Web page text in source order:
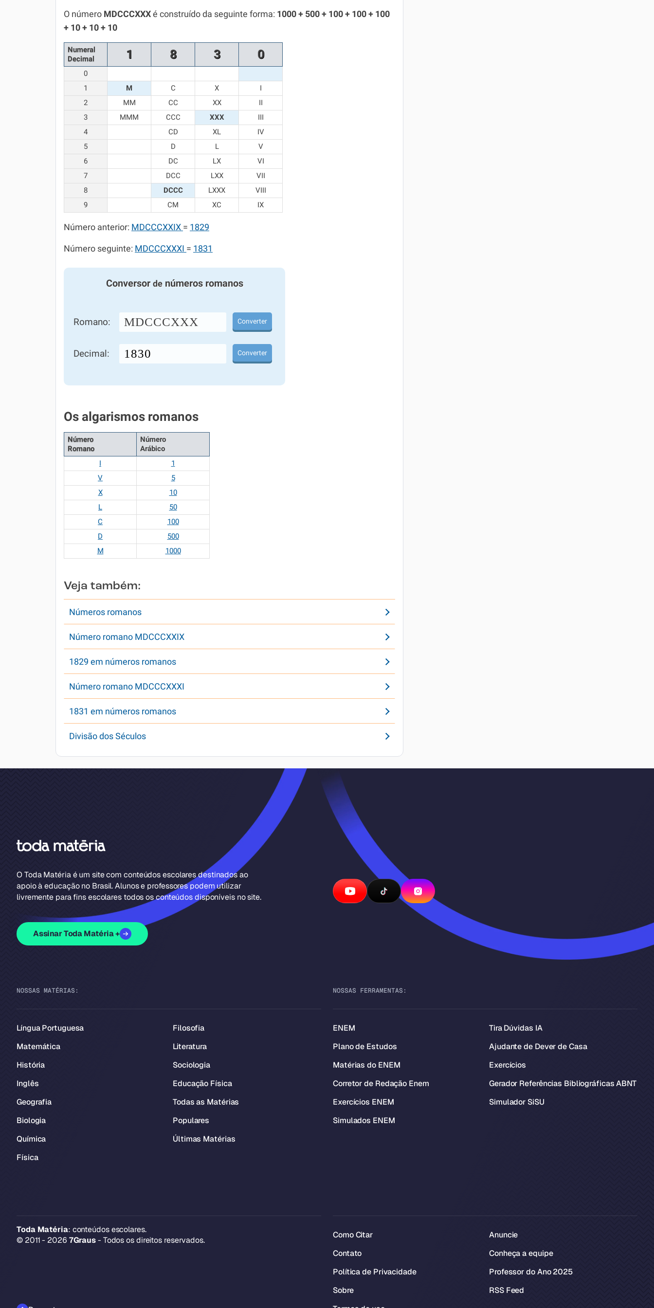
Química
Todos os Exercícios
O número MDCCCXXX é construído da seguinte forma: 1000 + 500 + 100 + 100 + 100
+ 10 + 10 + 10
Numeral
Decimal
1 8 3 0
0
1
M C X
I
2
MM CC XX
II
3
MMM CCC XXX
III
4
CD XL
IV
5
D L
V
6
DC LX
VI
7
DCC LXX
VII
8
DCCC LXXX
VIII
9
CM XC IX
Número anterior: MDCCCXXIX = 1829
Número seguinte: MDCCCXXXI = 1831
Conversor denúmeros romanos
Romano: MDCCCXXX Converter
Decimal: Converter
Os algarismos romanos
Número
Romano
Número
Arábico
I
1
V
5
X
10
L
50
C
100
D
500
M
1000
Veja também:
Números romanos
Número romano MDCCCXXIX
1829 em números romanos
Número romano MDCCCXXXI
1831 em números romanos
Divisão dos Séculos
O Toda Matéria é um site com conteúdos escolares destinados ao
apoio à educação no Brasil. Alunos e professores podem utilizar
livremente para fins escolares todos os conteúdos disponíveis no site.
Assinar Toda Matéria +
NOSSAS MATÉRIAS:
Língua Portuguesa
Matemática
História
Inglês
Geografia
Biologia
Química
Física
Filosofia
Literatura
Sociologia
Educação Física
Todas as Matérias
Populares
Últimas Matérias
NOSSAS FERRAMENTAS:
ENEM
Plano de Estudos
Matérias do ENEM
Corretor de Redação Enem
Exercícios ENEM
Simulados ENEM
Tira Dúvidas IA
Ajudante de Dever de Casa
Exercícios
Gerador Referências Bibliográficas ABNT
Simulador SiSU
Toda Matéria: conteúdos escolares.
© 2011 - 2026 7Graus- Todos os direitos reservados.
Como Citar
Contato
Política de Privacidade
Sobre
Anuncie
Conheça a equipe
Professor do Ano 2025
RSS Feed